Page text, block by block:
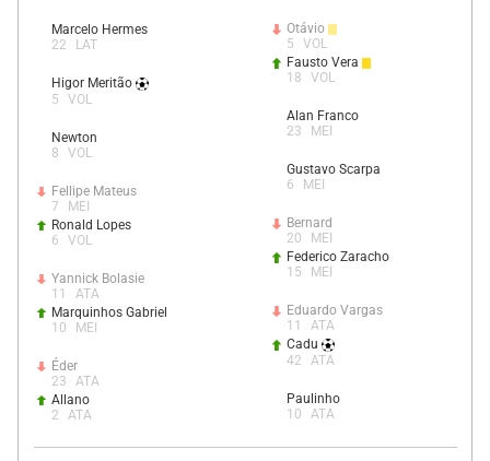
Marcelo Hermes
22
LAT
Higor Meritão
5
VOL
Newton
8
VOL
Fellipe Mateus
7
MEI
Ronald Lopes
6
VOL
Yannick Bolasie
11
ATA
Marquinhos Gabriel
10
MEI
Éder
23
ATA
Allano
2
ATA
Otávio
5
VOL
Fausto Vera
18
VOL
Alan Franco
23
MEI
Gustavo Scarpa
6
MEI
Bernard
20
MEI
Federico Zaracho
15
MEI
Eduardo Vargas
11
ATA
Cadu
42
ATA
Paulinho
10
ATA